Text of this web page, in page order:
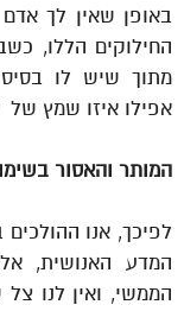
באופן שאין לך
החילוקים הללו,
מתוך שיש לו
אפילו איזו שמץ
המותר והאסור
לפיכך, אנו
המדע האנושית,
הממשי, ואין לנו